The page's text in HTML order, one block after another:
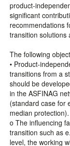
product-
significant
recommendations
transition solutions
The following
• Product-
transitions from a
should be
in the ASFINAG
(standard case for
median protection).
o The influencing
transition such as
level, the working